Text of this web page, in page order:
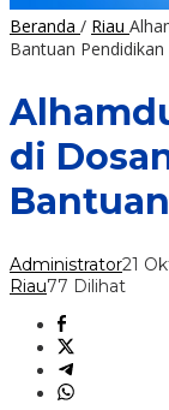
Beranda / Riau
Bantuan Pendidikan
di
Administrator21
Riau77 Dilihat